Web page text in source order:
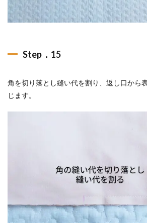
Step．15
角を切り落とし縫い代を割り、返し口から
じます。